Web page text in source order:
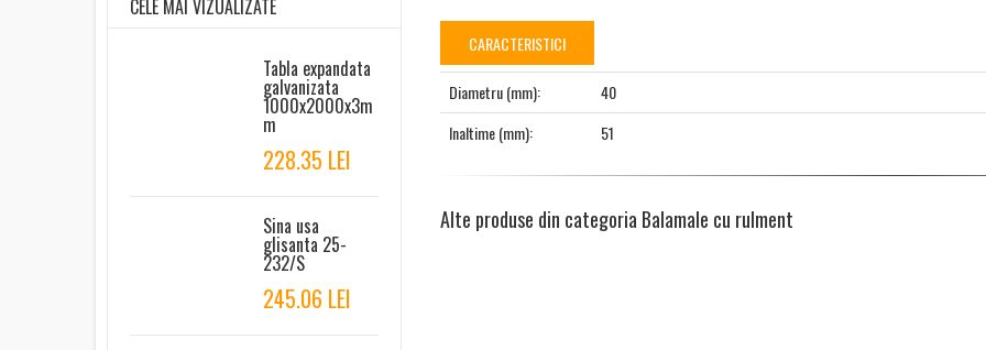
CARACTERISTICI
Diametru (mm):
40
Inaltime (mm):
51
Alte produse din categoria Balamale cu rulment
CELE MAI VIZUALIZATE
Tabla expandata
galvanizata
1000x2000x3m
m
228.35 LEI
Sina usa
glisanta 25-
232/S
245.06 LEI